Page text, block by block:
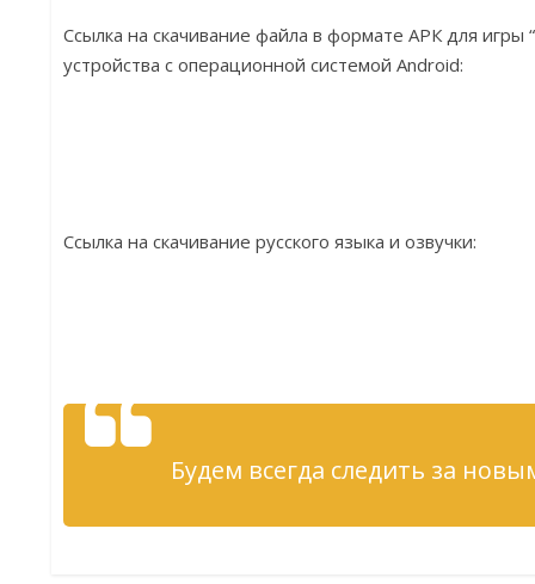
Ссылка на скачивание файла в формате АРК для
устройства с операционной системой Android:
Ссылка на скачивание русского языка и озвучки:
Будем всегда следить за